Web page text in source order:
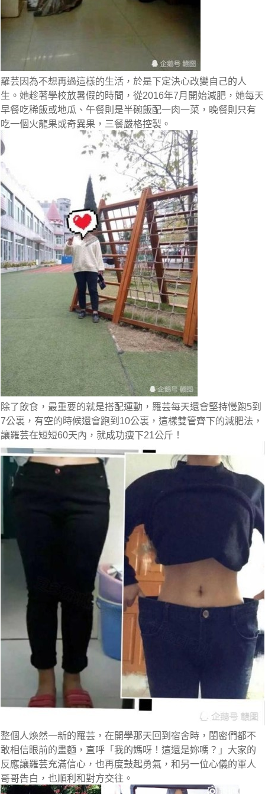
羅芸因為不想再過這樣的生活，於是下定決心改變自己的人
生。她趁著學校放暑假的時間，從2016年7月開始減肥， 她每天
早餐吃稀飯或地瓜、午餐則是半碗飯配一肉一菜，晚餐則只有
吃一個火龍果或奇異果 ，三餐嚴格控製。
除了飲食，最重要的就是搭配運動， 羅芸每天還會堅持慢跑5到
7公裏 ，有空的時候還會跑到10公裏，這樣雙管齊下的減肥法，
讓羅芸在短短60天內，就成功瘦下21公斤！
整個人煥然一新的羅芸，在開學那天回到宿舍時， 閨密們都不
敢相信眼前的畫麵，直呼「我的媽呀！這還是妳嗎？」 大家的
反應讓羅芸充滿信心，也再度鼓起勇氣， 和另一位心儀的軍人
哥哥告白，也順利和對方交往。